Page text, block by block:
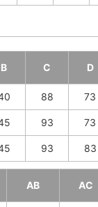
B C D
88 73
93 73
93 83
AB AC